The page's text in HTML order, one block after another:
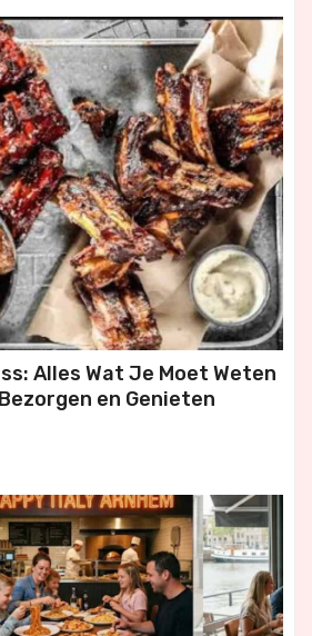
Alles Wat Je Moet Weten
en Genieten